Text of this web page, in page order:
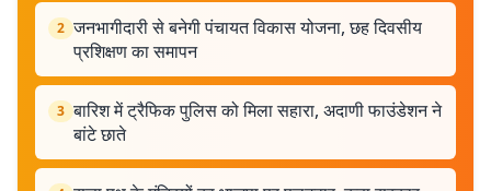
2 जनभागीदारी से बनेगी पंचायत विकास योजना, छह दिवसीय
प्रशिक्षण का समापन
3 बारिश में ट्रैफिक पुलिस को मिला सहारा, अदाणी फाउंडेशन ने
बांटे छाते